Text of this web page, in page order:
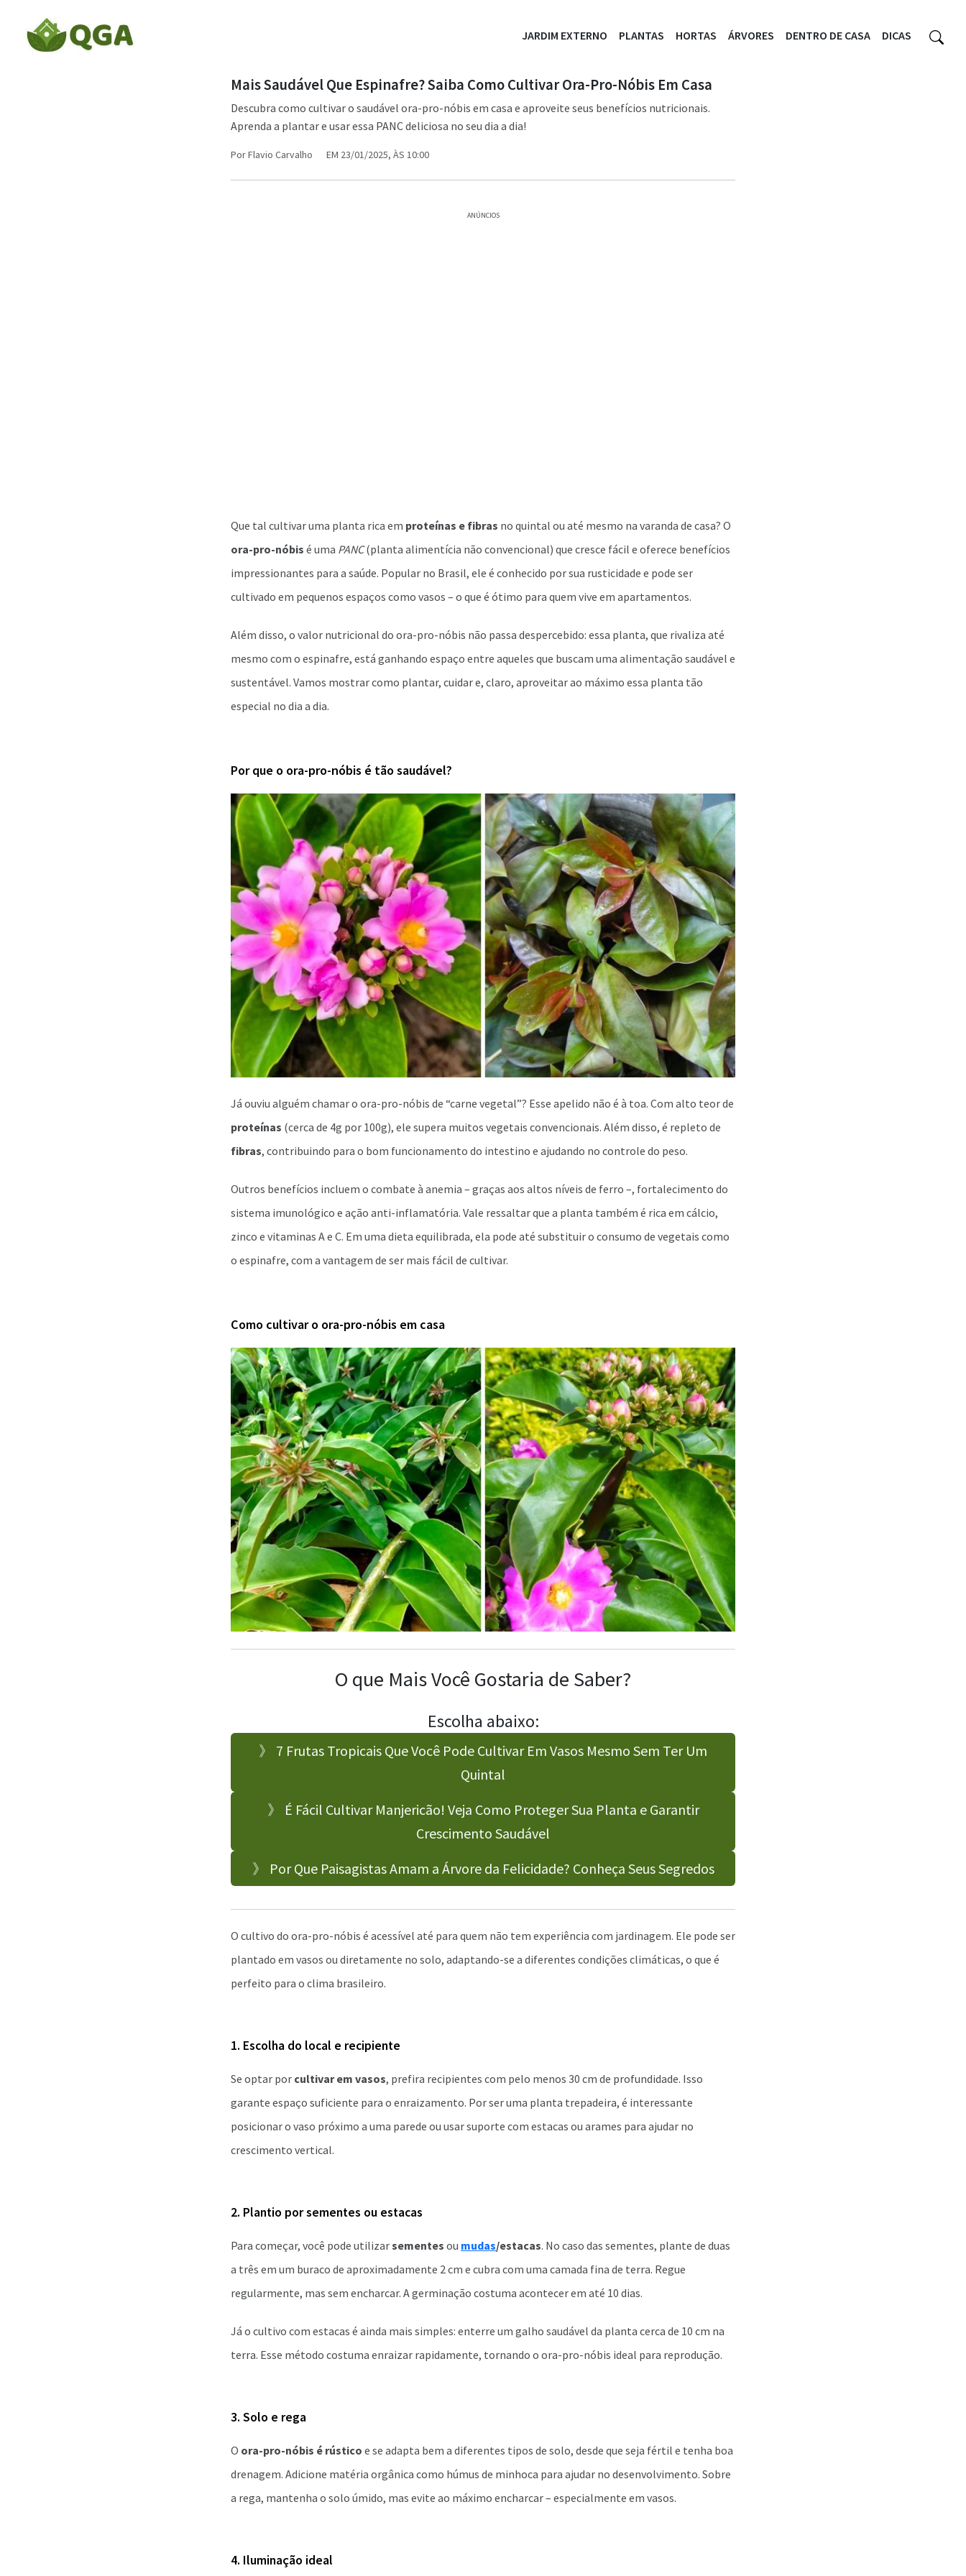
JARDIM EXTERNO PLANTAS HORTAS ÁRVORES DENTRO DE CASA DICAS
Mais Saudável Que Espinafre? Saiba Como Cultivar Ora-Pro-Nóbis Em Casa
Descubra como cultivar o saudável ora-pro-nóbis em casa e aproveite seus benefícios nutricionais.
Aprenda a plantar e usar essa PANC deliciosa no seu dia a dia!
PorFlavio Carvalho EM 23/01/2025, ÀS 10:00
ANÚNCIOS
Que tal cultivar uma planta rica em proteínas e fibras no quintal ou até mesmo na varanda de casa? O
ora-pro-nóbis é uma PANC(planta alimentícia não convencional) que cresce fácil e oferece benefícios
impressionantes para a saúde. Popular no Brasil, ele é conhecido por sua rusticidade e pode ser
cultivado em pequenos espaços como vasos – o que é ótimo para quem vive em apartamentos.
Além disso, o valor nutricional do ora-pro-nóbis não passa despercebido: essa planta, que rivaliza até
mesmo com o espinafre, está ganhando espaço entre aqueles que buscam uma alimentação saudável e
sustentável. Vamos mostrar como plantar, cuidar e, claro, aproveitar ao máximo essa planta tão
especial no dia a dia.
Por que o ora-pro-nóbis é tão saudável?
Já ouviu alguém chamar o ora-pro-nóbis de “carne vegetal”? Esse apelido não é à toa. Com alto teor de
proteínas (cerca de 4g por 100g), ele supera muitos vegetais convencionais. Além disso, é repleto de
fibras, contribuindo para o bom funcionamento do intestino e ajudando no controle do peso.
Outros benefícios incluem o combate à anemia – graças aos altos níveis de ferro –, fortalecimento do
sistema imunológico e ação anti-inflamatória. Vale ressaltar que a planta também é rica em cálcio,
zinco e vitaminas A e C. Em uma dieta equilibrada, ela pode até substituir o consumo de vegetais como
o espinafre, com a vantagem de ser mais fácil de cultivar.
Como cultivar o ora-pro-nóbis em casa
O que Mais Você Gostaria de Saber?
Escolha abaixo:
》 7 Frutas Tropicais Que Você Pode Cultivar Em Vasos Mesmo Sem Ter Um
Quintal
》 É Fácil Cultivar Manjericão! Veja Como Proteger Sua Planta e Garantir
Crescimento Saudável
》 Por Que Paisagistas Amam a Árvore da Felicidade? Conheça Seus Segredos
O cultivo do ora-pro-nóbis é acessível até para quem não tem experiência com jardinagem. Ele pode ser
plantado em vasos ou diretamente no solo, adaptando-se a diferentes condições climáticas, o que é
perfeito para o clima brasileiro.
1. Escolha do local e recipiente
Se optar por cultivar em vasos, prefira recipientes com pelo menos 30 cm de profundidade. Isso
garante espaço suficiente para o enraizamento. Por ser uma planta trepadeira, é interessante
posicionar o vaso próximo a uma parede ou usar suporte com estacas ou arames para ajudar no
crescimento vertical.
2. Plantio por sementes ou estacas
Para começar, você pode utilizarsementes ou mudas/estacas. No caso das sementes, plante de duas
a três em um buraco de aproximadamente 2 cm e cubra com uma camada fina de terra. Regue
regularmente, mas sem encharcar. A germinação costuma acontecer em até 10 dias.
Já o cultivo com estacas é ainda mais simples: enterre um galho saudável da planta cerca de 10 cm na
terra. Esse método costuma enraizar rapidamente, tornando o ora-pro-nóbis ideal para reprodução.
3. Solo e rega
O ora-pro-nóbis é rústico e se adapta bem a diferentes tipos de solo, desde que seja fértil e tenha boa
drenagem. Adicione matéria orgânica como húmus de minhoca para ajudar no desenvolvimento. Sobre
a rega, mantenha o solo úmido, mas evite ao máximo encharcar – especialmente em vasos.
4. Iluminação ideal